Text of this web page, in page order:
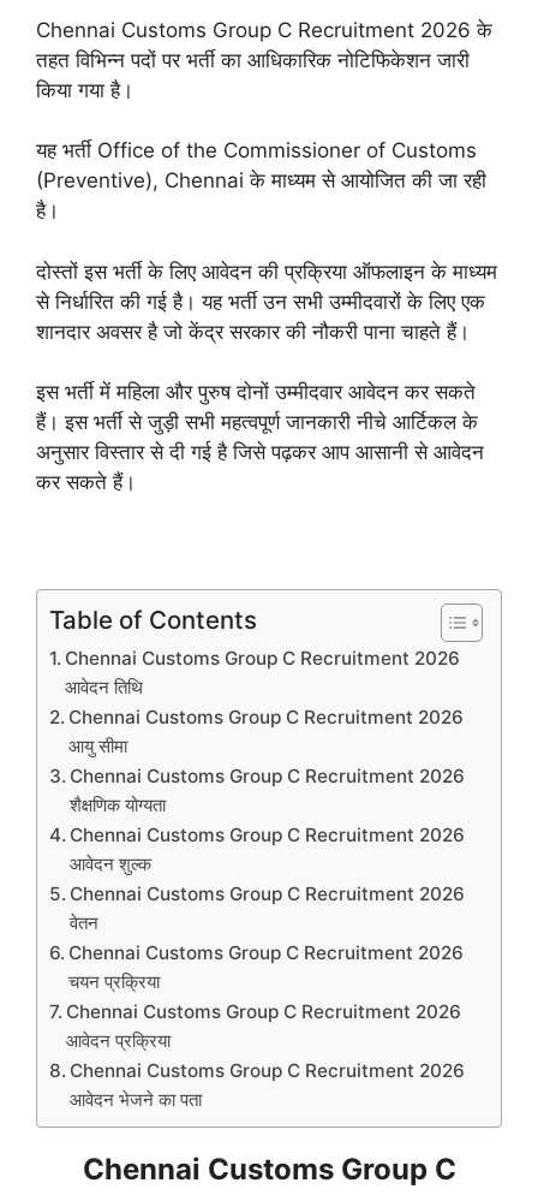
Chennai Customs Group C Recruitment 2026 के
तहत विभिन्न पदों पर भर्ती का आधिकारिक नोटिफिकेशन जारी
किया गया है।
यह भर्ती Office of the Commissioner of Customs
(Preventive), Chennai के माध्यम से आयोजित की जा रही
है।
दोस्तों इस भर्ती के लिए आवेदन की प्रक्रिया ऑफलाइन के माध्यम
से निर्धारित की गई है। यह भर्ती उन सभी उम्मीदवारों के लिए एक
शानदार अवसर है जो केंद्र सरकार की नौकरी पाना चाहते हैं।
इस भर्ती में महिला और पुरुष दोनों उम्मीदवार आवेदन कर सकते
हैं। इस भर्ती से जुड़ी सभी महत्वपूर्ण जानकारी नीचे आर्टिकल के
अनुसार विस्तार से दी गई है जिसे पढ़कर आप आसानी से आवेदन
कर सकते हैं।
Table of Contents
Chennai Customs Group C Recruitment 2026
आवेदन तिथि
Chennai Customs Group C Recruitment 2026
आयु सीमा
Chennai Customs Group C Recruitment 2026
शैक्षणिक योग्यता
Chennai Customs Group C Recruitment 2026
आवेदन शुल्क
Chennai Customs Group C Recruitment 2026
वेतन
Chennai Customs Group C Recruitment 2026
चयन प्रक्रिया
Chennai Customs Group C Recruitment 2026
आवेदन प्रक्रिया
Chennai Customs Group C Recruitment 2026
आवेदन भेजने का पता
Chennai Customs Group C